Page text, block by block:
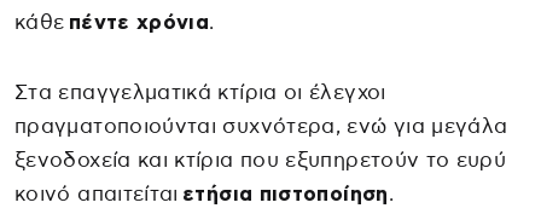
κάθε πέντε χρόνια.
Στα επαγγελματικά κτίρια οι έλεγχοι
πραγματοποιούνται συχνότερα, ενώ για μεγάλα
ξενοδοχεία και κτίρια που εξυπηρετούν το ευρύ
κοινό απαιτείται ετήσια πιστοποίηση.